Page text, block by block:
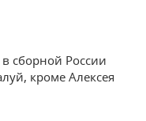
сборной России
кроме Алексея